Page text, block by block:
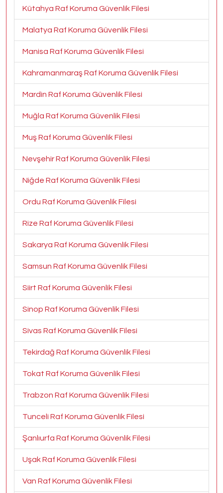
Kütahya Raf Koruma Güvenlik Filesi
Malatya Raf Koruma Güvenlik Filesi
Manisa Raf Koruma Güvenlik Filesi
Kahramanmaraş Raf Koruma Güvenlik Filesi
Mardin Raf Koruma Güvenlik Filesi
Muğla Raf Koruma Güvenlik Filesi
Muş Raf Koruma Güvenlik Filesi
Nevşehir Raf Koruma Güvenlik Filesi
Niğde Raf Koruma Güvenlik Filesi
Ordu Raf Koruma Güvenlik Filesi
Rize Raf Koruma Güvenlik Filesi
Sakarya Raf Koruma Güvenlik Filesi
Samsun Raf Koruma Güvenlik Filesi
Siirt Raf Koruma Güvenlik Filesi
Sinop Raf Koruma Güvenlik Filesi
Sivas Raf Koruma Güvenlik Filesi
Tekirdağ Raf Koruma Güvenlik Filesi
Tokat Raf Koruma Güvenlik Filesi
Trabzon Raf Koruma Güvenlik Filesi
Tunceli Raf Koruma Güvenlik Filesi
Şanlıurfa Raf Koruma Güvenlik Filesi
Uşak Raf Koruma Güvenlik Filesi
Van Raf Koruma Güvenlik Filesi